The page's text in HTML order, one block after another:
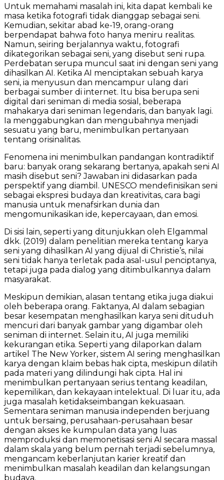
Untuk memahami masalah ini, kita dapat kembali ke
masa ketika fotografi tidak dianggap sebagai seni.
Kemudian, sekitar abad ke-19, orang-orang
berpendapat bahwa foto hanya meniru realitas.
Namun, seiring berjalannya waktu, fotografi
dikategorikan sebagai seni, yang disebut seni rupa.
Perdebatan serupa muncul saat ini dengan seni yang
dihasilkan AI. Ketika AI menciptakan sebuah karya
seni, ia menyusun dan mencampur ulang dari
berbagai sumber di internet. Itu bisa berupa seni
digital dari seniman di media sosial, beberapa
mahakarya dari seniman legendaris, dan banyak lagi.
Ia menggabungkan dan mengubahnya menjadi
sesuatu yang baru, menimbulkan pertanyaan
tentang orisinalitas.
Fenomena ini menimbulkan pandangan kontradiktif
baru: banyak orang sekarang bertanya, apakah seni AI
masih disebut seni? Jawaban ini didasarkan pada
perspektif yang diambil. UNESCO mendefinisikan seni
sebagai ekspresi budaya dan kreativitas, cara bagi
manusia untuk menafsirkan dunia dan
mengomunikasikan ide, kepercayaan, dan emosi.
Di sisi lain, seperti yang ditunjukkan oleh Elgammal
dkk. (2019) dalam penelitian mereka tentang karya
seni yang dihasilkan AI yang dijual di Christie’s, nilai
seni tidak hanya terletak pada asal-usul penciptanya,
tetapi juga pada dialog yang ditimbulkannya dalam
masyarakat.
Meskipun demikian, alasan tentang etika juga diakui
oleh beberapa orang. Faktanya, AI dalam sebagian
besar kesempatan menghasilkan karya seni dituduh
mencuri dari banyak gambar yang digambar oleh
seniman di internet. Selain itu, AI juga memiliki
kekurangan etika. Seperti yang dilaporkan dalam
artikel The New Yorker, sistem AI sering menghasilkan
karya dengan klaim bebas hak cipta, meskipun dilatih
pada materi yang dilindungi hak cipta. Hal ini
menimbulkan pertanyaan serius tentang keadilan,
kepemilikan, dan kekayaan intelektual. Di luar itu, ada
juga masalah ketidakseimbangan kekuasaan.
Sementara seniman manusia independen berjuang
untuk bersaing, perusahaan-perusahaan besar
dengan akses ke kumpulan data yang luas
memproduksi dan memonetisasi seni AI secara massal
dalam skala yang belum pernah terjadi sebelumnya,
mengancam keberlanjutan karier kreatif dan
menimbulkan masalah keadilan dan kelangsungan
budaya.